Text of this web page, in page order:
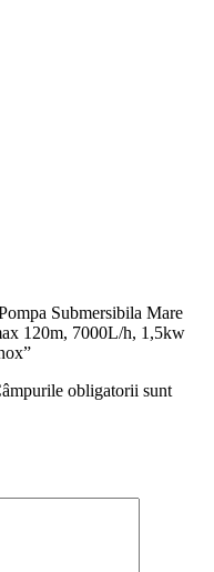
Submersibila Mare
120m, 7000L/h, 1,5kw
obligatorii sunt